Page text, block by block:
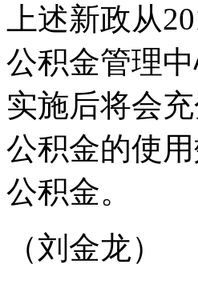
上述新政从
公积金管理
实施后将会
公积金的使
公积金。
（刘金龙）